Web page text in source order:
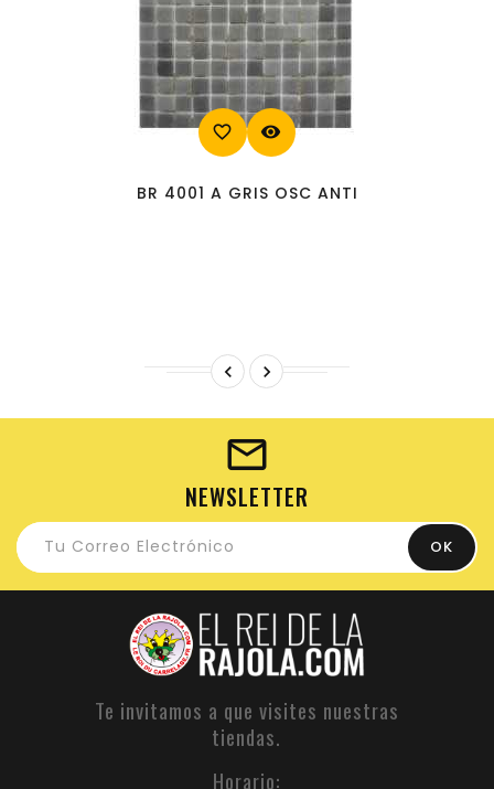
favorite_border visibility
BR 4001 A GRIS OSC ANTI
 
NEWSLETTER
Te invitamos a que visites nuestras
tiendas.
Horario: